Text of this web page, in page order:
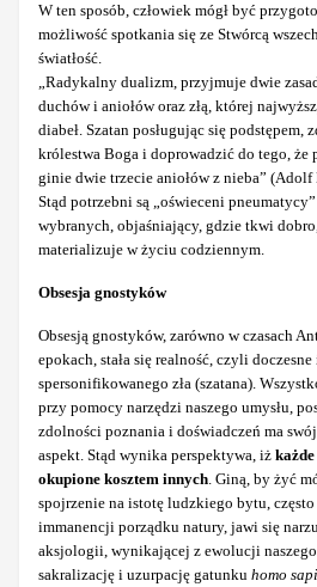
W ten sposób, człowiek mógł być
możliwość spotkania się ze Stwórcą
światłość.
„Radykalny dualizm, przyjmuje dwie
duchów i aniołów oraz złą, której
diabeł. Szatan posługując się podstępem,
królestwa Boga i doprowadzić do tego, że
ginie dwie trzecie aniołów z nieba”
Stąd potrzebni są „oświeceni
wybranych, objaśniający, gdzie tkwi
materializuje w życiu codziennym.
Obsesja gnostyków
Obsesją gnostyków, zarówno w czasach
epokach, stała się realność, czyli
spersonifikowanego zła (szatana).
przy pomocy narzędzi naszego umysłu,
zdolności poznania i doświadczeń ma
aspekt. Stąd wynika perspektywa, iż
okupione kosztem innych. Giną, by żyć
spojrzenie na istotę ludzkiego bytu,
immanencji porządku natury, jawi się
aksjologii, wynikającej z ewolucji
sakralizację i uzurpację gatunku homo